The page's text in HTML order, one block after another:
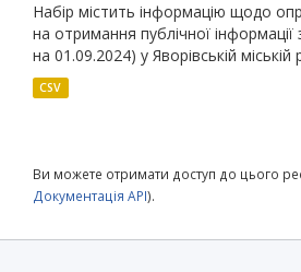
Набір містить інформацію щодо
на отримання публічної інформації
на 01.09.2024) у Яворівській міській
CSV
Ви можете отримати доступ до цього
Документація API).